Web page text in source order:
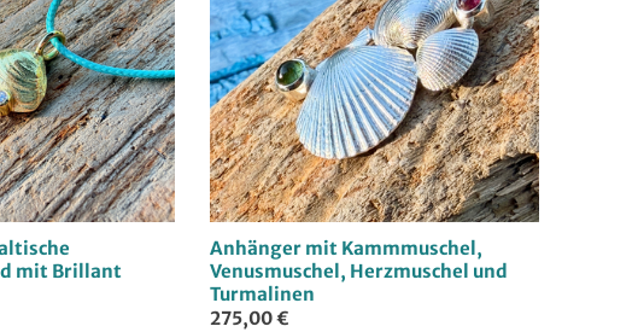
mit Brillant
Anhänger mit Kammmuschel,
Venusmuschel, Herzmuschel und
Turmalinen
275,00 €